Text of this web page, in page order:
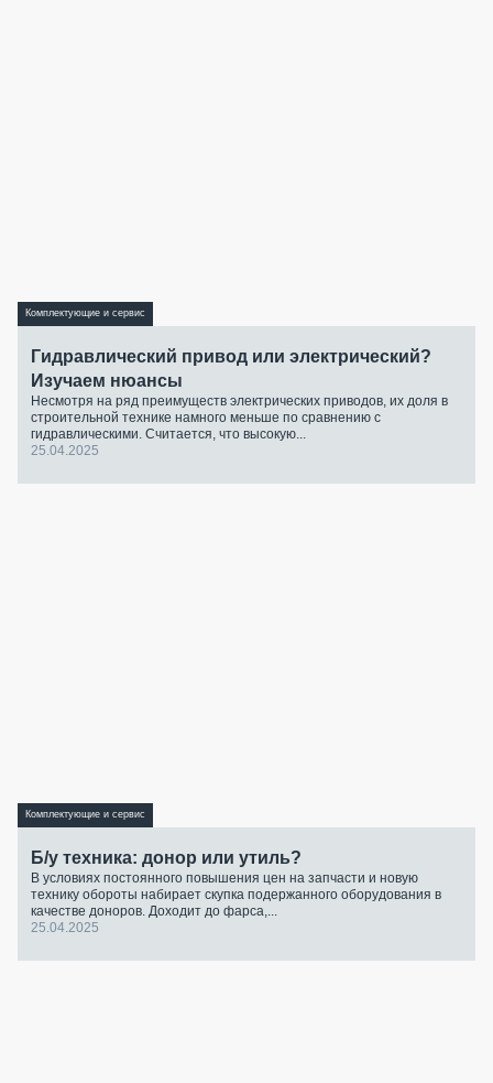
Комплектующие и сервис
Гидравлический привод или электрический?
Изучаем нюансы
Несмотря на ряд преимуществ электрических приводов, их доля в
строительной технике намного меньше по сравнению с
гидравлическими. Считается, что высокую...
25.04.2025
Комплектующие и сервис
Б/у техника: донор или утиль?
В условиях постоянного повышения цен на запчасти и новую
технику обороты набирает скупка подержанного оборудования в
качестве доноров. Доходит до фарса,...
25.04.2025